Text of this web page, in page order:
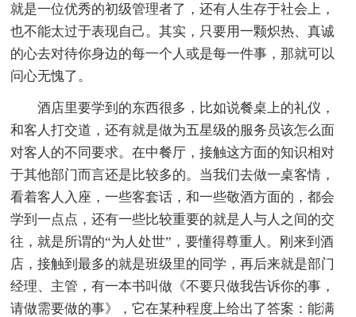
就是一位优秀的初级管理者了，还有人生存于社会上，
也不能太过于表现自己。其实，只要用一颗炽热、真诚
的心去对待你身边的每一个人或是每一件事，那就可以
问心无愧了。
酒店里要学到的东西很多，比如说餐桌上的礼仪，
和客人打交道，还有就是做为五星级的服务员该怎么面
对客人的不同要求。在中餐厅，接触这方面的知识相对
于其他部门而言还是比较多的。当我们去做一桌客情，
看着客人入座，一些客套话，和一些敬酒方面的，都会
学到一点点，还有一些比较重要的就是人与人之间的交
往，就是所谓的“为人处世”，要懂得尊重人。刚来到酒
店，接触到最多的就是班级里的同学，再后来就是部门
经理、主管，有一本书叫做《不要只做我告诉你的事，
请做需要做的事》，它在某种程度上给出了答案：能满